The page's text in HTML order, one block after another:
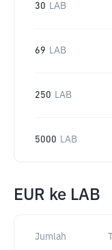
30 LAB
69 LAB
250 LAB
5000 LAB
EUR ke LAB
Jumlah